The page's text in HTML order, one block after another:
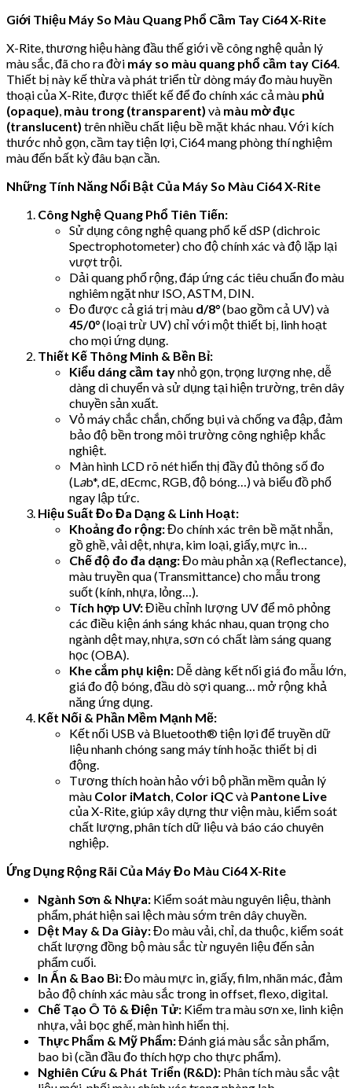
Giới Thiệu Máy So Màu Quang Phổ Cầm Tay Ci64 X-Rite
X-Rite, thương hiệu hàng đầu thế giới về công nghệ quản lý
màu sắc, đã cho ra đời máy so màu quang phổ cầm tay Ci64.
Thiết bị này kế thừa và phát triển từ dòng máy đo màu huyền
thoại của X-Rite, được thiết kế để đo chính xác cả màu phủ
(opaque), màu trong (transparent) và màu mờ đục
(translucent) trên nhiều chất liệu bề mặt khác nhau. Với kích
thước nhỏ gọn, cầm tay tiện lợi, Ci64 mang phòng thí nghiệm
màu đến bất kỳ đâu bạn cần.
Những Tính Năng Nổi Bật Của Máy So Màu Ci64 X-Rite
Công Nghệ Quang Phổ Tiên Tiến:
Sử dụng công nghệ quang phổ kế dSP (dichroic
Spectrophotometer) cho độ chính xác và độ lặp lại
vượt trội.
Dải quang phổ rộng, đáp ứng các tiêu chuẩn đo màu
nghiêm ngặt như ISO, ASTM, DIN.
Đo được cả giá trị màu d/8°(bao gồm cả UV) và
45/0°(loại trừ UV) chỉ với một thiết bị, linh hoạt
cho mọi ứng dụng.
Thiết Kế Thông Minh & Bền Bỉ:
Kiểu dáng cầm taynhỏ gọn, trọng lượng nhẹ, dễ
dàng di chuyển và sử dụng tại hiện trường, trên dây
chuyền sản xuất.
Vỏ máy chắc chắn, chống bụi và chống va đập, đảm
bảo độ bền trong môi trường công nghiệp khắc
nghiệt.
Màn hình LCD rõ nét hiển thị đầy đủ thông số đo
(Lab*, dE, dEcmc, RGB, độ bóng…) và biểu đồ phổ
ngay lập tức.
Hiệu Suất Đo Đa Dạng & Linh Hoạt:
Khoảng đo rộng:Đo chính xác trên bề mặt nhẵn,
gồ ghề, vải dệt, nhựa, kim loại, giấy, mực in…
Chế độ đo đa dạng:Đo màu phản xạ (Reflectance),
màu truyền qua (Transmittance) cho mẫu trong
suốt (kính, nhựa, lỏng…).
Tích hợp UV:Điều chỉnh lượng UV để mô phỏng
các điều kiện ánh sáng khác nhau, quan trọng cho
ngành dệt may, nhựa, sơn có chất làm sáng quang
học (OBA).
Khe cắm phụ kiện: Dễ dàng kết nối giá đo mẫu lớn,
giá đo độ bóng, đầu dò sợi quang… mở rộng khả
năng ứng dụng.
Kết Nối & Phần Mềm Mạnh Mẽ:
Kết nối USB và Bluetooth® tiện lợi để truyền dữ
liệu nhanh chóng sang máy tính hoặc thiết bị di
động.
Tương thích hoàn hảo với bộ phần mềm quản lý
màu Color iMatch, Color iQCvà Pantone Live
của X-Rite, giúp xây dựng thư viện màu, kiểm soát
chất lượng, phân tích dữ liệu và báo cáo chuyên
nghiệp.
Ứng Dụng Rộng Rãi Của Máy Đo Màu Ci64 X-Rite
Ngành Sơn & Nhựa: Kiểm soát màu nguyên liệu, thành
phẩm, phát hiện sai lệch màu sớm trên dây chuyền.
Dệt May & Da Giày:Đo màu vải, chỉ, da thuộc, kiểm soát
chất lượng đồng bộ màu sắc từ nguyên liệu đến sản
phẩm cuối.
In Ấn & Bao Bì:Đo màu mực in, giấy, film, nhãn mác, đảm
bảo độ chính xác màu sắc trong in offset, flexo, digital.
Chế Tạo Ô Tô & Điện Tử: Kiểm tra màu sơn xe, linh kiện
nhựa, vải bọc ghế, màn hình hiển thị.
Thực Phẩm & Mỹ Phẩm:Đánh giá màu sắc sản phẩm,
bao bì (cần đầu đo thích hợp cho thực phẩm).
Nghiên Cứu & Phát Triển (R&D): Phân tích màu sắc vật